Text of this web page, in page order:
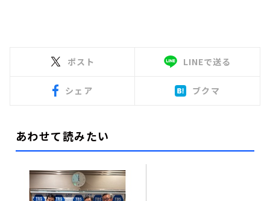
ポスト LINEで送る
シェア ブクマ
あわせて読みたい